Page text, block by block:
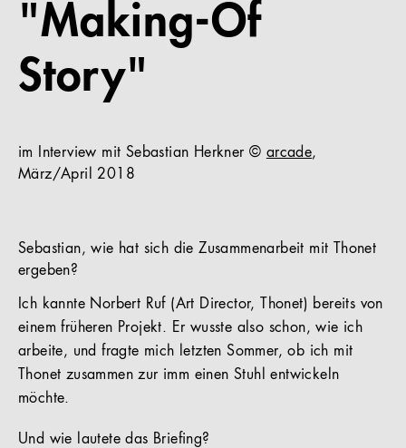
"Making-Of
Story"
im Interview mit Sebastian Herkner © arcade,
März/April 2018
Sebastian, wie hat sich die Zusammenarbeit mit Thonet
ergeben?
Ich kannte Norbert Ruf (Art Director, Thonet) bereits von
einem früheren Projekt. Er wusste also schon, wie ich
arbeite, und fragte mich letzten Sommer, ob ich mit
Thonet zusammen zur imm einen Stuhl entwickeln
möchte.
Und wie lautete das Briefing?